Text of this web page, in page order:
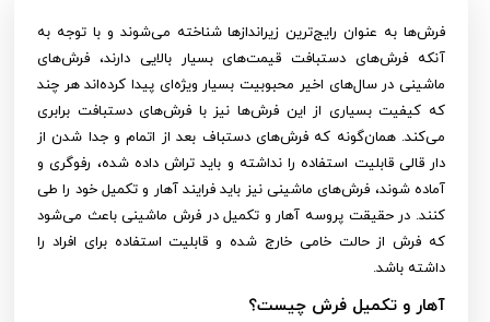
فرش‌ها به عنوان رایج‌ترین زیراندازها شناخته می‌شوند و با توجه به
آنکه فرش‌های دستبافت قیمت‌های بسیار بالایی دارند، فرش‌های
ماشینی در سال‌های اخیر محبوبیت بسیار ویژه‌ای پیدا کرده‌اند هر چند
که کیفیت بسیاری از این فرش‌ها نیز با فرش‌های دستبافت برابری
می‌کند. همان‌گونه که فرش‌های دستباف بعد از اتمام و جدا شدن از
دار قالی قابلیت استفاده را نداشته و باید تراش داده شده، رفوگری و
آماده شوند، فرش‌های ماشینی نیز باید فرایند آهار و تکمیل خود را طی
کنند. در حقیقت پروسه آهار و تکمیل در فرش ماشینی باعث می‌شود
که فرش از حالت خامی خارج شده و قابلیت استفاده برای افراد را
داشته باشد.
آهار و تکمیل فرش چیست؟